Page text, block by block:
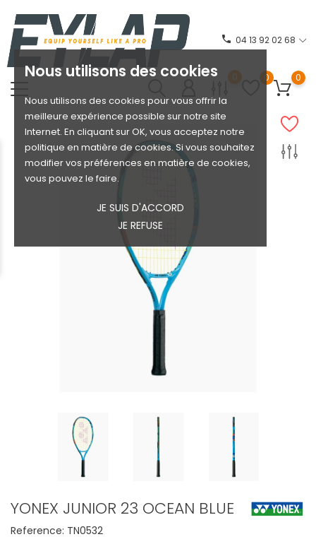
Nous utilisons des cookies
Nous utilisons des cookies pour vous offrir la
meilleure expérience possible sur notre site
Internet. En cliquant sur OK, vous acceptez notre
politique en matière de cookies. Si vous souhaitez
modifier vos préférences en matière de cookies,
vous pouvez le faire.
JE SUIS D'ACCORD
JE REFUSE
phone 04 13 92 02 68
0 0 0
YONEX JUNIOR 23 OCEAN BLUE
Reference: TN0532